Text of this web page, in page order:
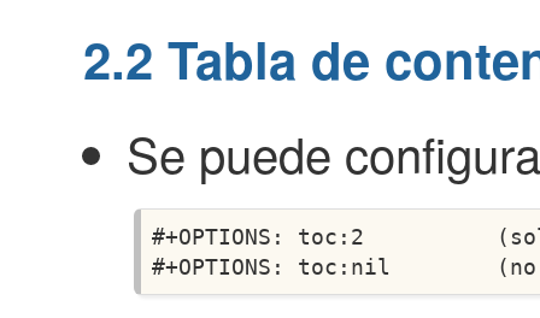
2.2 Tabla de
Se puede
#+OPTIONS: toc:2